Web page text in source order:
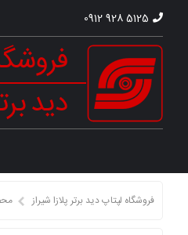
0912 928 5125
فروشگاه لپتاپ دید برتر پلازا شیراز